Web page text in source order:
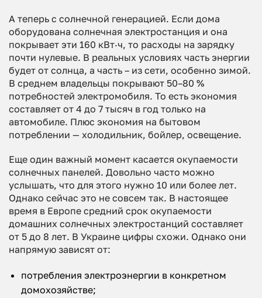
А теперь с солнечной генерацией. Если дома
оборудована солнечная электростанция и она
покрывает эти 160 кВт·ч, то расходы на зарядку
почти нулевые. В реальных условиях часть энергии
будет от солнца, а часть – из сети, особенно зимой.
В среднем владельцы покрывают 50–80 %
потребностей электромобиля. То есть экономия
составляет от 4 до 7 тысяч в год только на
автомобиле. Плюс экономия на бытовом
потреблении — холодильник, бойлер, освещение.
Еще один важный момент касается окупаемости
солнечных панелей. Довольно часто можно
услышать, что для этого нужно 10 или более лет.
Однако сейчас это не совсем так. В настоящее
время в Европе средний срок окупаемости
домашних солнечных электростанций составляет
от 5 до 8 лет. В Украине цифры схожи. Однако они
напрямую зависят от:
потребления электроэнергии в конкретном
домохозяйстве;